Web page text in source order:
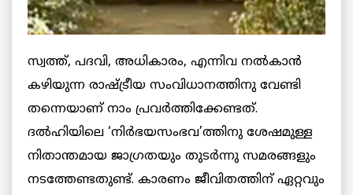
സ്വത്ത്, പദവി, അധികാരം, എന്നിവ നല്‍കാന്‍
കഴിയുന്ന രാഷ്ട്രീയ സംവിധാനത്തിനു വേണ്ടി
തന്നെയാണ് നാം പ്രവര്‍ത്തിക്കേണ്ടത്.
ദല്‍ഹിയിലെ ‘നിര്‍ഭയസംഭവ’ത്തിനു ശേഷമുള്ള
നിതാന്തമായ ജാഗ്രതയും തുടര്‍ന്നു സമരങ്ങളും
നടത്തേണ്ടതുണ്ട്. കാരണം ജീവിതത്തിന് ഏറ്റവും